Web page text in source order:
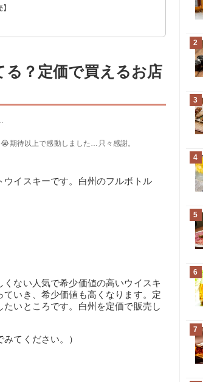
？定価で買えるお店
期待以上で感動しました…只々感謝。
イスキーです。白州のフルボトル
ない人気で希少価値の高いウイスキ
いき、希少価値も高くなります。定
いところです。白州を定価で販売し
てください。）
2
3
4
5
6
7